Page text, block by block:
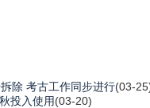
除 考古工作同步进行(03-
投入使用(03-20)